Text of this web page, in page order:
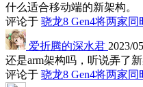
什么适合移动端的新架构。
评论于 骁龙8 Gen4将两家
爱折腾的深水君 2023/
还是arm架构吗，听说弄了
评论于 骁龙8 Gen4将两家